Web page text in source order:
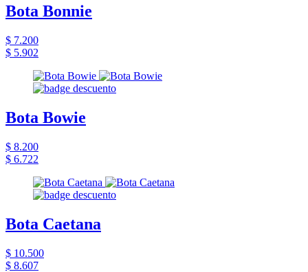
Bota Bonnie
$ 7.200
$ 5.902
Bota Bowie
$ 8.200
$ 6.722
Bota Caetana
$ 10.500
$ 8.607